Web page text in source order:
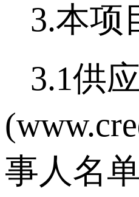
3.本项
3.1供
事人名